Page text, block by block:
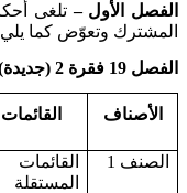
الفصل الأول –
المشترك وتعوّض كما
الفصل 19 فقرة 2 (جديدة) –
الأصناف القائمات
الصنف 1
القائمات
المستقلة